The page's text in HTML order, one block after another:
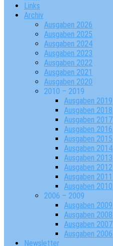
Links
Archiv
Ausgaben 2026
Ausgaben 2025
Ausgaben 2024
Ausgaben 2023
Ausgaben 2022
Ausgaben 2021
Ausgaben 2020
2010 – 2019
Ausgaben 2019
Ausgaben 2018
Ausgaben 2017
Ausgaben 2016
Ausgaben 2015
Ausgaben 2014
Ausgaben 2013
Ausgaben 2012
Ausgaben 2011
Ausgaben 2010
2006 – 2009
Ausgaben 2009
Ausgaben 2008
Ausgaben 2007
Ausgaben 2006
Newsletter